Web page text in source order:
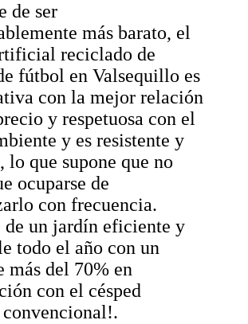
de ser
más barato, el
reciclado de
fútbol en Valsequillo es
con la mejor relación
y respetuosa con el
y es resistente y
lo que supone que no
ocuparse de
con frecuencia.
de un jardín eficiente y
todo el año con un
más del 70% en
con el césped